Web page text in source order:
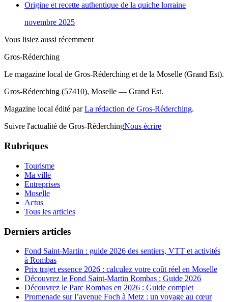
Origine et recette authentique de la quiche lorraine
novembre 2025
Vous lisiez aussi récemment
Gros-Réderching
Le magazine local de Gros-Réderching et de la Moselle (Grand Est).
Gros-Réderching (57410), Moselle — Grand Est.
Magazine local édité parLa rédaction de Gros-Réderching.
Suivre l'actualité de Gros-RéderchingNous écrire
Rubriques
Tourisme
Ma ville
Entreprises
Moselle
Actus
Tous les articles
Derniers articles
Fond Saint-Martin : guide 2026 des sentiers, VTT et activités
à Rombas
Prix trajet essence 2026 : calculez votre coût réel en Moselle
Découvrez le Fond Saint-Martin Rombas : Guide 2026
Découvrez le Parc Rombas en 2026 : Guide complet
Promenade sur l’avenue Foch à Metz : un voyage au cœur